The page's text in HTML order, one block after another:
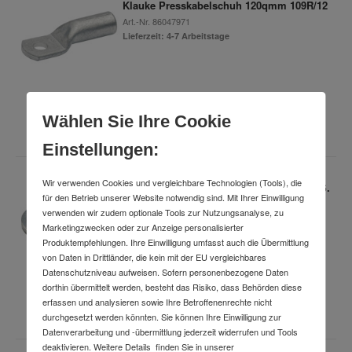
Klauke Presskabelschuh 120qmm 109R/12
Art.-Nr. 86047971
Lieferzeit: 4-7 Arbeitstage
inkl. MwSt.
Klauke Rohrkabelschuh 50qmm 6R/12 o.S.
Art.-Nr.69401573
Lieferzeit: 4-7 Arbeitstage
2,29 €
inkl. MwSt.
Wählen Sie Ihre Cookie
Einstellungen:
Wir verwenden Cookies und vergleichbare Technologien (Tools), die
für den Betrieb unserer Website notwendig sind. Mit Ihrer Einwilligung
verwenden wir zudem optionale Tools zur Nutzungsanalyse, zu
Marketingzwecken oder zur Anzeige personalisierter
Produktempfehlungen. Ihre Einwilligung umfasst auch die Übermittlung
von Daten in Drittländer, die kein mit der EU vergleichbares
Datenschutzniveau aufweisen. Sofern personenbezogene Daten
dorthin übermittelt werden, besteht das Risiko, dass Behörden diese
erfassen und analysieren sowie Ihre Betroffenenrechte nicht
durchgesetzt werden könnten. Sie können Ihre Einwilligung zur
Datenverarbeitung und -übermittlung jederzeit widerrufen und Tools
deaktivieren. Weitere Details finden Sie in unserer